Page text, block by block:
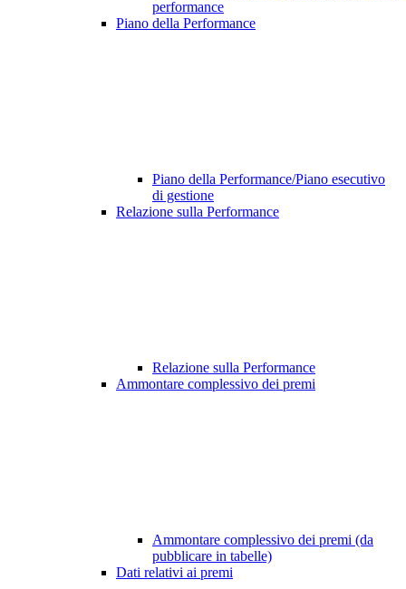
performance
Piano della Performance
Piano della Performance/Piano esecutivo
di gestione
Relazione sulla Performance
Relazione sulla Performance
Ammontare complessivo dei premi
Ammontare complessivo dei premi (da
pubblicare in tabelle)
Dati relativi ai premi